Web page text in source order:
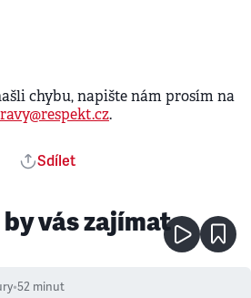
chybu, napište nám prosím na
.
Sdílet
vás zajímat
•52 minut